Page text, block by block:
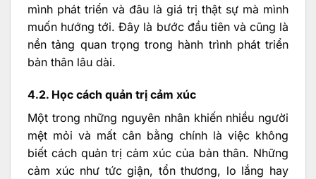
mình phát triển và đâu là giá trị thật sự mà mình
muốn hướng tới. Đây là bước đầu tiên và cũng là
nền tảng quan trọng trong hành trình phát triển
bản thân lâu dài.
4.2. Học cách quản trị cảm xúc
Một trong những nguyên nhân khiến nhiều người
mệt mỏi và mất cân bằng chính là việc không
biết cách quản trị cảm xúc của bản thân. Những
cảm xúc như tức giận, tổn thương, lo lắng hay